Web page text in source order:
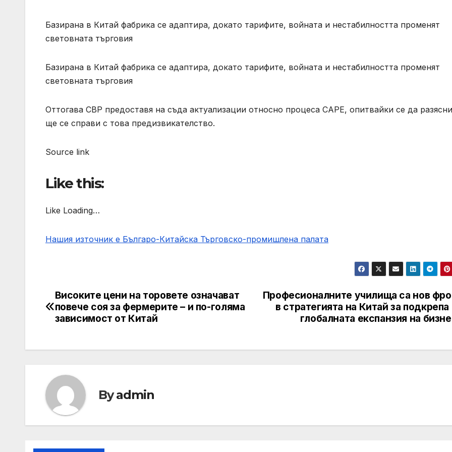
Базирана в Китай фабрика се адаптира, докато тарифите, войната и нестабилността променят
световната търговия
Базирана в Китай фабрика се адаптира, докато тарифите, войната и нестабилността променят
световната търговия
Оттогава CBP предоставя на съда актуализации относно процеса CAPE, опитвайки се да
ще се справи с това предизвикателство.
Source link
Like this:
Like Loading…
Нашия източник е Българо-Китайска Търговско-промишлена палaта
Post
navigation
Професионалните училища са нов
в стратегията на Китай за подкрепа
глобалната експанзия на
Високите цени на торовете означават
повече соя за фермерите – и по-голяма
зависимост от Китай
Byadmin